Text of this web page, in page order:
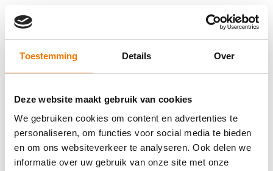
Toestemming Details Over
Deze website maakt gebruik van cookies
We gebruiken cookies om content en advertenties te
personaliseren, om functies voor social media te bieden
en om ons websiteverkeer te analyseren. Ook delen we
informatie over uw gebruik van onze site met onze